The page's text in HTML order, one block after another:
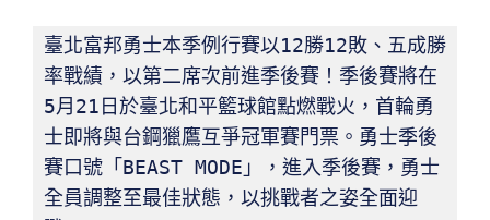
臺北富邦勇士本季例行賽以12勝12敗、五成勝
率戰績，以第二席次前進季後賽！季後賽將在
5月21日於臺北和平籃球館點燃戰火，首輪勇
士即將與台鋼獵鷹互爭冠軍賽門票。勇士季後
賽口號「BEAST MODE」，進⼊季後賽，勇⼠
全員調整至最佳狀態，以挑戰者之姿全面迎